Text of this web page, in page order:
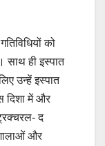
को
साथ ही इस्पात
उन्हें इस्पात
दिशा में और
द
और